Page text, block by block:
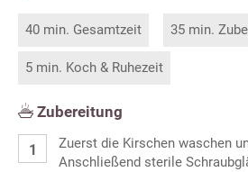
40 min. Gesamtzeit 35 min.
5 min. Koch & Ruhezeit
Zubereitung
Zuerst die Kirschen waschen
Anschließend sterile